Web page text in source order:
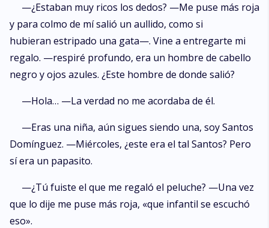
—¿Estaban muy ricos los dedos? —Me puse más roja
y para colmo de mí salió un aullido, como si
hubieran estripado una gata—. Vine a entregarte mi
regalo. —respiré profundo, era un hombre de cabello
negro y ojos azules. ¿Este hombre de donde salió?
—Hola… —La verdad no me acordaba de él.
—Eras una niña, aún sigues siendo una, soy Santos
Domínguez. —Miércoles, ¿este era el tal Santos? Pero
sí era un papasito.
—¿Tú fuiste el que me regaló el peluche? —Una vez
que lo dije me puse más roja, «que infantil se escuchó
eso».